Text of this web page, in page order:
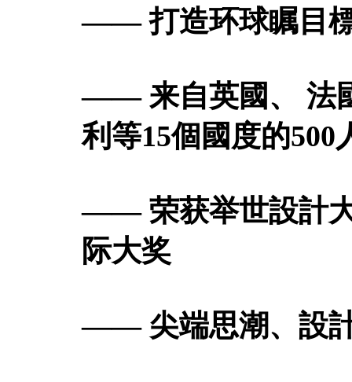
—— 打造环球瞩目
—— 来自英國、 法
利等15個國度的500
—— 荣获举世設計
际大奖
—— 尖端思潮、設